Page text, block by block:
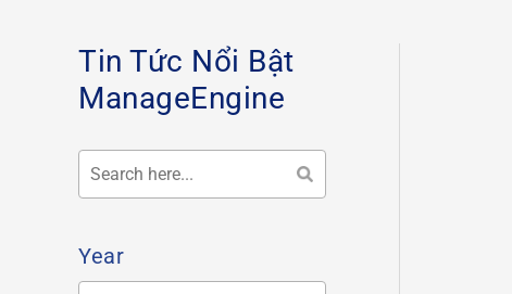
Tin Tức Nổi Bật
ManageEngine
Year